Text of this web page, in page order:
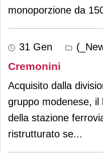
monoporzione da
31 Gen
Cremonini
Acquisito dalla
gruppo modenese, il
della stazione
ristrutturato se...